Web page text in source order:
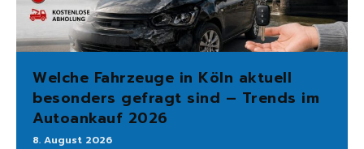
Welche Fahrzeuge in Köln aktuell
besonders gefragt sind – Trends im
Autoankauf 2026
8. August 2026